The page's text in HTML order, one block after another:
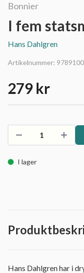
Bonnier
I fem
Hans Dahlgren
Artikelnummer:
279 kr
I lager
Hans Dahlgren har i